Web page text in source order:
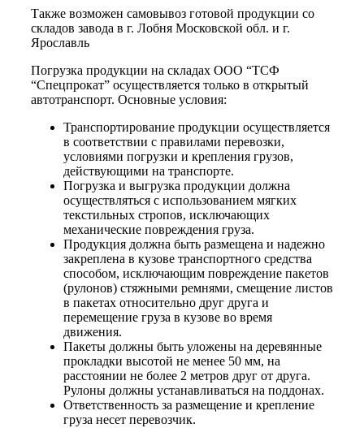
Также возможен самовывоз готовой продукции со
складов завода в г. Лобня Московской обл. и г.
Ярославль
Погрузка продукции на складах ООО “ТСФ
“Спецпрокат” осуществляется только в открытый
автотранспорт. Основные условия:
Транспортирование продукции осуществляется
в соответствии с правилами перевозки,
условиями погрузки и крепления грузов,
действующими на транспорте.
Погрузка и выгрузка продукции должна
осуществляться с использованием мягких
текстильных стропов, исключающих
механические повреждения груза.
Продукция должна быть размещена и надежно
закреплена в кузове транспортного средства
способом, исключающим повреждение пакетов
(рулонов) стяжными ремнями, смещение листов
в пакетах относительно друг друга и
перемещение груза в кузове во время
движения.
Пакеты должны быть уложены на деревянные
прокладки высотой не менее 50 мм, на
расстоянии не более 2 метров друг от друга.
Рулоны должны устанавливаться на поддонах.
Ответственность за размещение и крепление
груза несет перевозчик.